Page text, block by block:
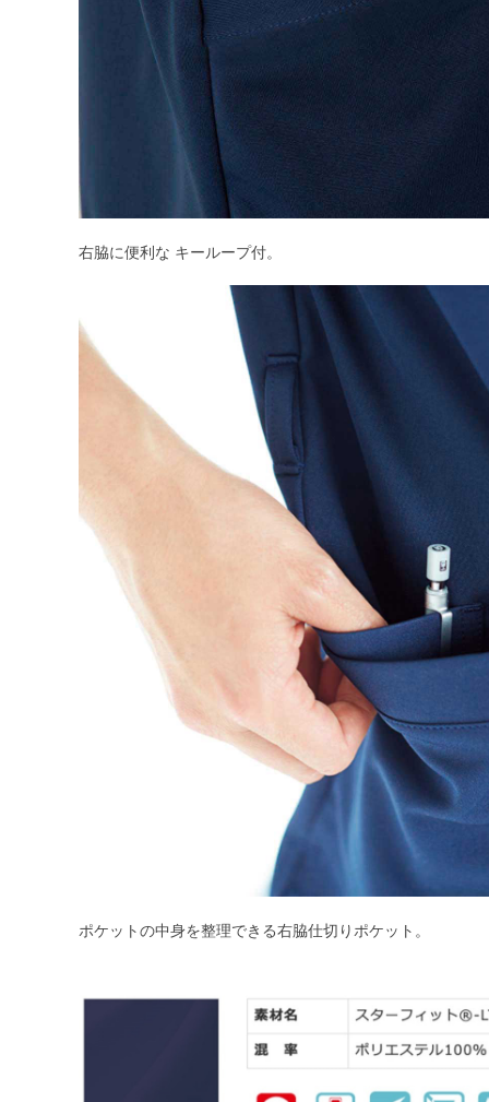
右脇に便利な キーループ付。
ポケットの中身を整理できる右脇仕切りポケット。